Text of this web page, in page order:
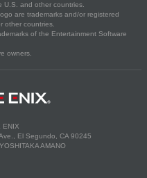
U.S. and other countries.
are trademarks and/or registered
other countries.
of the Entertainment Software
owners.
ENIX
El Segundo, CA 90245
AMANO